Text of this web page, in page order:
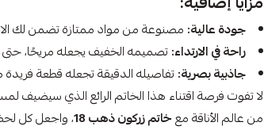
جودة عالية: مصنوعة من مواد ممتازة تضمن لك
راحة في الارتداء:تصميمه الخفيف يجعله مريحًا، حتى
جاذبية بصرية:تفاصيله الدقيقة تجعله قطعة
لا تفوت فرصة اقتناء هذا الخاتم الرائع الذي سيضيف
من عالم الأناقة معخاتم زركون ذهب 18 ، واجعل كل